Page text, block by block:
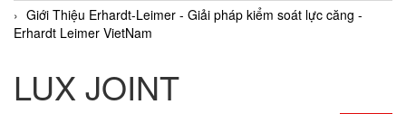
Giới Thiệu Erhardt-Leimer - Giải pháp kiểm soát lực căng -
Erhardt Leimer VietNam
LUX JOINT